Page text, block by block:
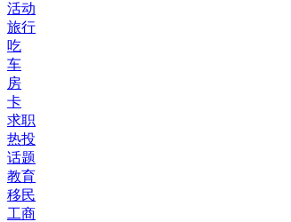
活动
旅行
吃
车
房
卡
求职
热投
话题
教育
移民
工商